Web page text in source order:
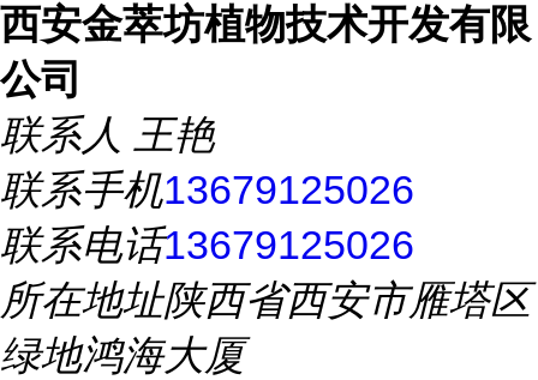
西安金萃坊植物技术开发有限
公司
联系人 王艳
联系手机13679125026
联系电话13679125026
所在地址陕西省西安市雁塔区
绿地鸿海大厦